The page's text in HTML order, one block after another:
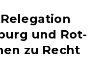
und Rot-
zu Recht